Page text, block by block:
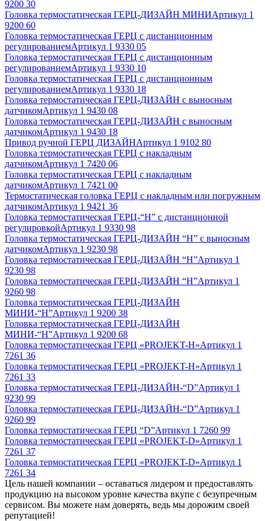
9200 30
Головка термостатическая ГЕРЦ-ДИЗАЙН МИНИАртикул 1
9200 60
Головка термостатическая ГЕРЦ с дистанционным
регулированиемАртикул 1 9330 05
Головка термостатическая ГЕРЦ с дистанционным
регулированиемАртикул 1 9330 10
Головка термостатическая ГЕРЦ с дистанционным
регулированиемАртикул 1 9330 18
Головка термостатическая ГЕРЦ-ДИЗАЙН с выносным
датчикомАртикул 1 9430 08
Головка термостатическая ГЕРЦ-ДИЗАЙН с выносным
датчикомАртикул 1 9430 18
Привод ручной ГЕРЦ ДИЗАЙНАртикул 1 9102 80
Головка термостатическая ГЕРЦ с накладным
датчикомАртикул 1 7420 06
Головка термостатическая ГЕРЦ с накладным
датчикомАртикул 1 7421 00
Термостатическая головка ГЕРЦ с накладным или погружным
датчикомАртикул 1 9421 36
Головка термостатическая ГЕРЦ-“Н” с дистанционной
регулировкойАртикул 1 9330 98
Головка термостатическая ГЕРЦ-ДИЗАЙН “Н” с выносным
датчикомАртикул 1 9230 98
Головка термостатическая ГЕРЦ-ДИЗАЙН “Н”Артикул 1
9230 98
Головка термостатическая ГЕРЦ-ДИЗАЙН “Н”Артикул 1
9260 98
Головка термостатическая ГЕРЦ-ДИЗАЙН
МИНИ-“Н”Артикул 1 9200 38
Головка термостатическая ГЕРЦ-ДИЗАЙН
МИНИ-“Н”Артикул 1 9200 68
Головка термостатическая ГЕРЦ «PROJEKT-Н»Артикул 1
7261 36
Головка термостатическая ГЕРЦ «PROJEKT-Н»Артикул 1
7261 33
Головка термостатическая ГЕРЦ-ДИЗАЙН-“D”Артикул 1
9230 99
Головка термостатическая ГЕРЦ-ДИЗАЙН-“D”Артикул 1
9260 99
Головка термостатическая ГЕРЦ “D”Артикул 1 7260 99
Головка термостатическая ГЕРЦ «PROJEKT-D»Артикул 1
7261 37
Головка термостатическая ГЕРЦ «PROJEKT-D»Артикул 1
7261 34
Цель нашей компании – оставаться лидером и предоставлять
продукцию на высоком уровне качества вкупе с безупречным
сервисом. Вы можете нам доверять, ведь мы дорожим своей
репутацией!